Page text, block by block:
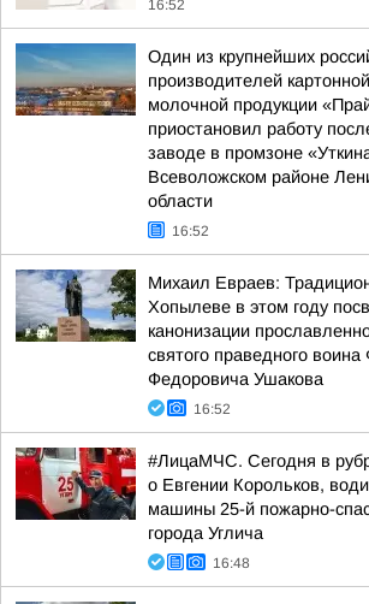
16:52
Один из крупнейших
производителей
молочной продукции
приостановил работу
заводе в промзоне
Всеволожском районе
области
16:52
Михаил Евраев:
Хопылеве в этом году
канонизации
святого праведного
Федоровича Ушакова
16:52
#ЛицаМЧС. Сегодня в
о Евгении Корольков,
машины 25-й пожарно-
города Углича
16:48